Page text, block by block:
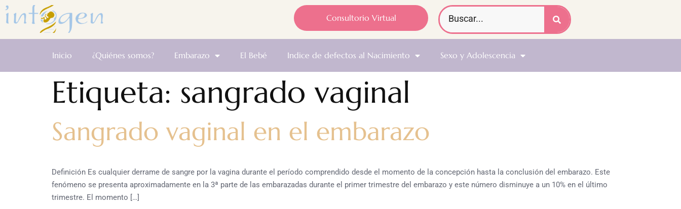
Consultorio Virtual
Inicio ¿Quiénes somos? Embarazo El Bebé Indice de defectos al Nacimiento Sexo y Adolescencia
Etiqueta: sangrado vaginal
Sangrado vaginal en el embarazo
Definición Es cualquier derrame de sangre por la vagina durante el período comprendido desde el momento de la concepción hasta la conclusión del embarazo. Este
fenómeno se presenta aproximadamente en la 3ª parte de las embarazadas durante el primer trimestre del embarazo y este número disminuye a un 10% en el último
trimestre. El momento […]